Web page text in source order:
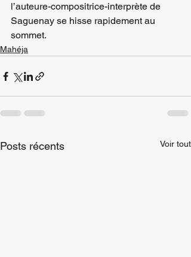
l’auteure-compositrice-interprète de
Saguenay se hisse rapidement au
sommet.
Mahéja
Posts récents Voir tout